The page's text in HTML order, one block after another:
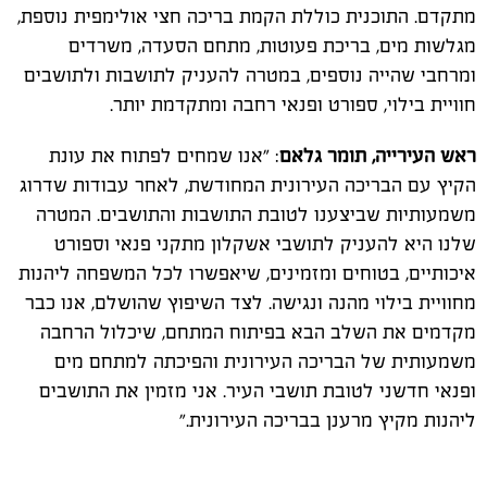
מתקדם. התוכנית כוללת הקמת בריכה חצי אולימפית נוספת,
מגלשות מים, בריכת פעוטות, מתחם הסעדה, משרדים
ומרחבי שהייה נוספים, במטרה להעניק לתושבות ולתושבים
חוויית בילוי, ספורט ופנאי רחבה ומתקדמת יותר.
ראש העירייה, תומר גלאם: "אנו שמחים לפתוח את עונת
הקיץ עם הבריכה העירונית המחודשת, לאחר עבודות שדרוג
משמעותיות שביצענו לטובת התושבות והתושבים. המטרה
שלנו היא להעניק לתושבי אשקלון מתקני פנאי וספורט
איכותיים, בטוחים ומזמינים, שיאפשרו לכל המשפחה ליהנות
מחוויית בילוי מהנה ונגישה. לצד השיפוץ שהושלם, אנו כבר
מקדמים את השלב הבא בפיתוח המתחם, שיכלול הרחבה
משמעותית של הבריכה העירונית והפיכתה למתחם מים
ופנאי חדשני לטובת תושבי העיר. אני מזמין את התושבים
ליהנות מקיץ מרענן בבריכה העירונית."